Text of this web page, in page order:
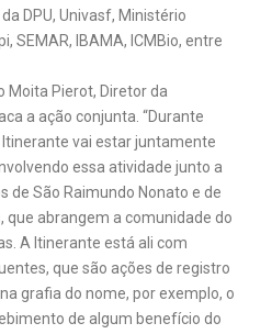
DPU, Univasf, Ministério
SEMAR, IBAMA, ICMBio, entre
Moita Pierot, Diretor da
a ação conjunta. “Durante
vai estar juntamente
essa atividade junto a
de São Raimundo Nonato e de
que abrangem a comunidade do
A Itinerante está ali com
que são ações de registro
grafia do nome, por exemplo, o
de algum benefício do